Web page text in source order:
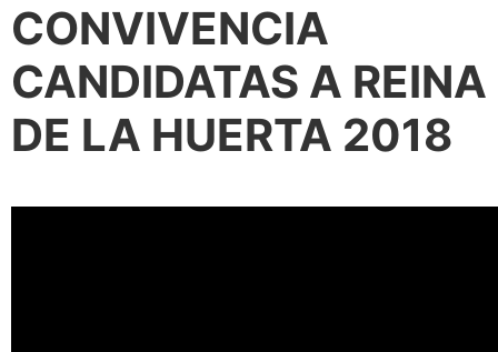
CONVIVENCIA
CANDIDATAS A REINA
DE LA HUERTA 2018